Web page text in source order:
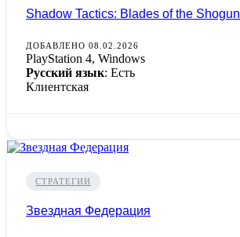
Shadow Tactics: Blades of the Shogun
ДОБАВЛЕНО 08.02.2026
PlayStation 4, Windows
Русский язык: Есть
Клиентская
СТРАТЕГИИ
Звездная Федерация